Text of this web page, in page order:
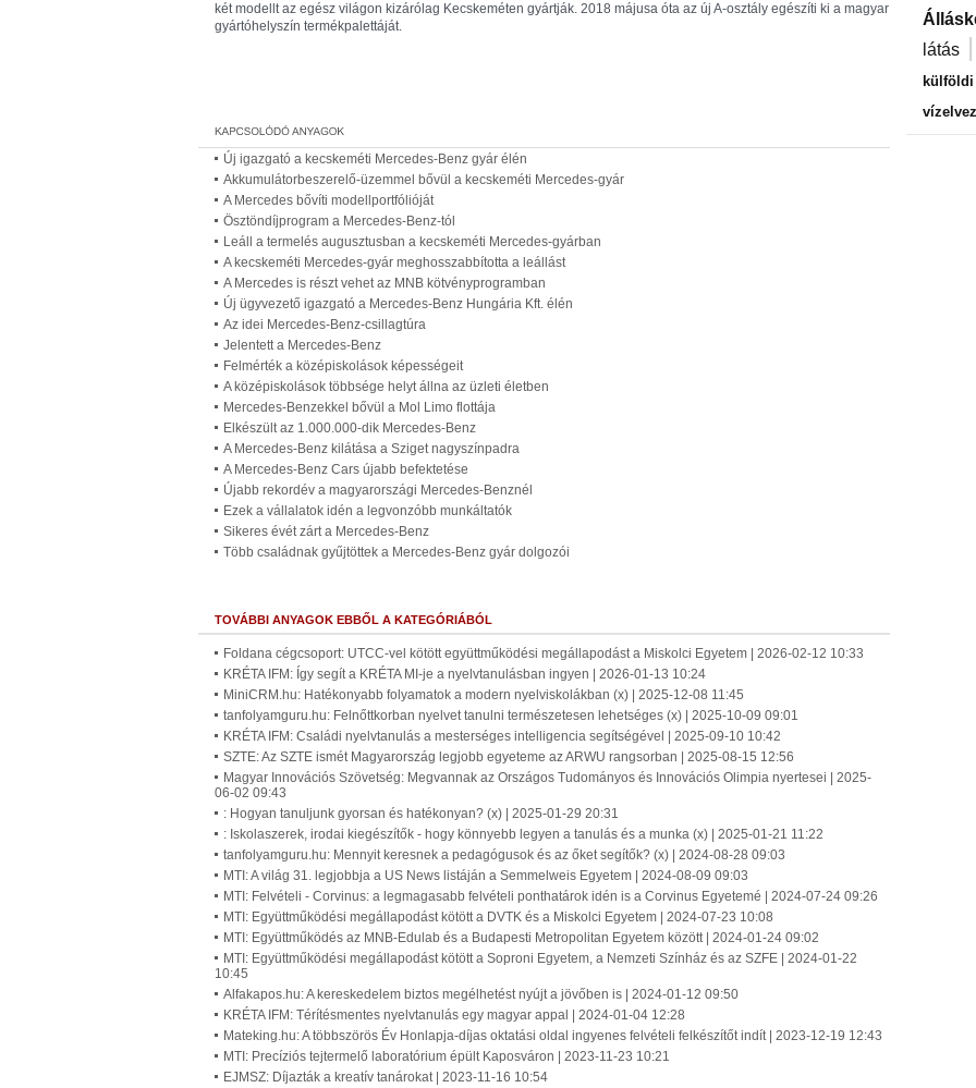
két modellt az egész világon kizárólag Kecskeméten gyártják. 2018 májusa óta az új A-osztály egészíti ki a magyar
gyártóhelyszín termékpalettáját.
Új igazgató a kecskeméti Mercedes-Benz gyár élén
Akkumulátorbeszerelő-üzemmel bővül a kecskeméti Mercedes-gyár
A Mercedes bővíti modellportfólióját
Ösztöndíjprogram a Mercedes-Benz-tól
Leáll a termelés augusztusban a kecskeméti Mercedes-gyárban
A kecskeméti Mercedes-gyár meghosszabbította a leállást
A Mercedes is részt vehet az MNB kötvényprogramban
Új ügyvezető igazgató a Mercedes-Benz Hungária Kft. élén
Az idei Mercedes-Benz-csillagtúra
Jelentett a Mercedes-Benz
Felmérték a középiskolások képességeit
A középiskolások többsége helyt állna az üzleti életben
Mercedes-Benzekkel bővül a Mol Limo flottája
Elkészült az 1.000.000-dik Mercedes-Benz
A Mercedes-Benz kilátása a Sziget nagyszínpadra
A Mercedes-Benz Cars újabb befektetése
Újabb rekordév a magyarországi Mercedes-Benznél
Ezek a vállalatok idén a legvonzóbb munkáltatók
Sikeres évét zárt a Mercedes-Benz
Több családnak gyűjtöttek a Mercedes-Benz gyár dolgozói
TOVÁBBI ANYAGOK EBBŐL A KATEGÓRIÁBÓL
Foldana cégcsoport: UTCC-vel kötött együttműködési megállapodást a Miskolci Egyetem | 2026-02-12 10:33
KRÉTA IFM: Így segít a KRÉTA MI-je a nyelvtanulásban ingyen | 2026-01-13 10:24
MiniCRM.hu: Hatékonyabb folyamatok a modern nyelviskolákban (x) | 2025-12-08 11:45
tanfolyamguru.hu: Felnőttkorban nyelvet tanulni természetesen lehetséges (x) | 2025-10-09 09:01
KRÉTA IFM: Családi nyelvtanulás a mesterséges intelligencia segítségével | 2025-09-10 10:42
SZTE: Az SZTE ismét Magyarország legjobb egyeteme az ARWU rangsorban | 2025-08-15 12:56
Magyar Innovációs Szövetség: Megvannak az Országos Tudományos és Innovációs Olimpia nyertesei | 2025-
06-02 09:43
: Hogyan tanuljunk gyorsan és hatékonyan? (x) | 2025-01-29 20:31
: Iskolaszerek, irodai kiegészítők - hogy könnyebb legyen a tanulás és a munka (x) | 2025-01-21 11:22
tanfolyamguru.hu: Mennyit keresnek a pedagógusok és az őket segítők? (x) | 2024-08-28 09:03
MTI: A világ 31. legjobbja a US News listáján a Semmelweis Egyetem | 2024-08-09 09:03
MTI: Felvételi - Corvinus: a legmagasabb felvételi ponthatárok idén is a Corvinus Egyetemé | 2024-07-24 09:26
MTI: Együttműködési megállapodást kötött a DVTK és a Miskolci Egyetem | 2024-07-23 10:08
MTI: Együttműködés az MNB-Edulab és a Budapesti Metropolitan Egyetem között | 2024-01-24 09:02
MTI: Együttműködési megállapodást kötött a Soproni Egyetem, a Nemzeti Színház és az SZFE | 2024-01-22
10:45
Alfakapos.hu: A kereskedelem biztos megélhetést nyújt a jövőben is | 2024-01-12 09:50
KRÉTA IFM: Térítésmentes nyelvtanulás egy magyar appal | 2024-01-04 12:28
Mateking.hu: A többszörös Év Honlapja-díjas oktatási oldal ingyenes felvételi felkészítőt indít | 2023-12-19 12:43
MTI: Precíziós tejtermelő laboratórium épült Kaposváron | 2023-11-23 10:21
EJMSZ: Díjazták a kreatív tanárokat | 2023-11-16 10:54
látás |